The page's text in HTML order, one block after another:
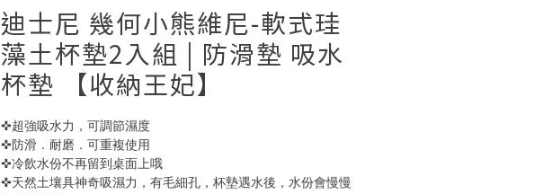
迪士尼 幾何小熊維尼-軟式珪
藻土杯墊2入組 | 防滑墊 吸水
杯墊 【收納王妃】
✜超強吸水力，可調節濕度
✜防滑．耐磨．可重複使用
✜冷飲水份不再留到桌面上哦
✜天然土壤具神奇吸濕力，有毛細孔，杯墊遇水後，水份會慢慢